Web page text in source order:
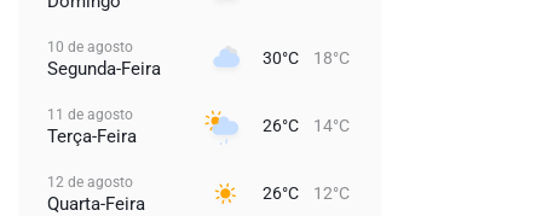
10 de agosto
Segunda-Feira 30°C 18°C
11 de agosto
Terça-Feira 26°C 14°C
12 de agosto
Quarta-Feira 26°C 12°C